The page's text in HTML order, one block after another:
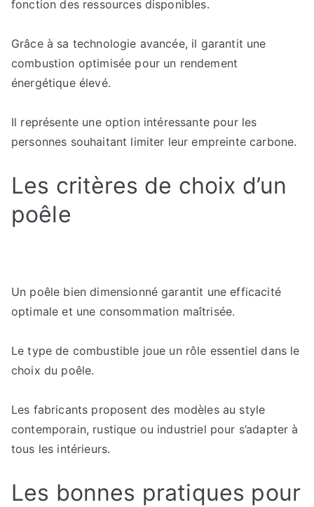
fonction des ressources disponibles.
Grâce à sa technologie avancée, il garantit une
combustion optimisée pour un rendement
énergétique élevé.
Il représente une option intéressante pour les
personnes souhaitant limiter leur empreinte carbone.
Les critères de choix d’un
poêle
Un poêle bien dimensionné garantit une efficacité
optimale et une consommation maîtrisée.
Le type de combustible joue un rôle essentiel dans le
choix du poêle.
Les fabricants proposent des modèles au style
contemporain, rustique ou industriel pour s’adapter à
tous les intérieurs.
Les bonnes pratiques pour